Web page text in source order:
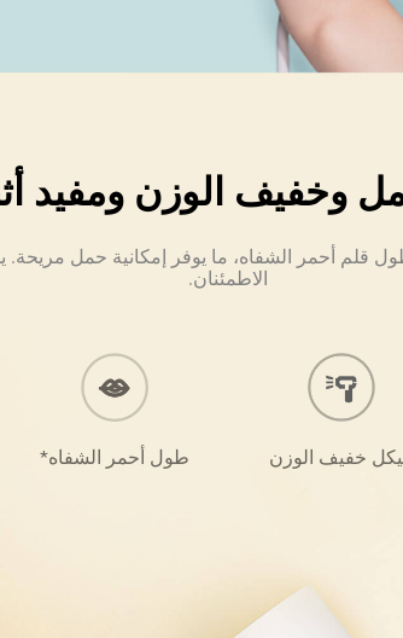
وخفيف الوزن ومفيد
قلم أحمر الشفاه، ما يوفر إمكانية حمل
الاطمئنان.
طول أحمر الشفاه* خفيف الوزن